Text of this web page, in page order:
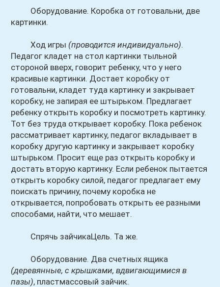
Оборудование. Коробка от готовальни, две
картинки.
Ход игры (проводится индивидуально).
Педагог кладет на стол картинки тыльной
стороной вверх, говорит ребенку, что у него
красивые картинки. Достает коробку от
готовальни, кладет туда картинку и закрывает
коробку, не запирая ее штырьком. Предлагает
ребенку открыть коробку и посмотреть картинку.
Тот без труда открывает коробку. Пока ребенок
рассматривает картинку, педагог вкладывает в
коробку другую картинку и закрывает коробку
штырьком. Просит еще раз открыть коробку и
достать вторую картинку. Если ребенок пытается
открыть коробку силой, педагог предлагает ему
поискать причину, почему коробка не
открывается, попробовать открыть ее разными
способами, найти, что мешает.
Спрячь зайчикаЦель. Та же.
Оборудование. Два счетных ящика
(деревянные, с крышками, вдвигающимися в
пазы), пластмассовый зайчик.